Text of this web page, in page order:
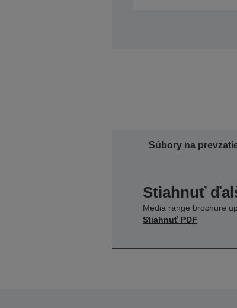
Súbory na
Stiahnuť
Media range brochure
Stiahnuť PDF